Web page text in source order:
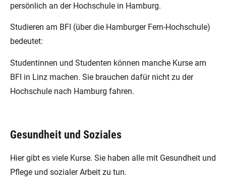
persönlich an der Hochschule in Hamburg.
Studieren am BFI (über die Hamburger Fern-Hochschule)
bedeutet:
Studentinnen und Studenten können manche Kurse am
BFI in Linz machen. Sie brauchen dafür nicht zu der
Hochschule nach Hamburg fahren.
Gesundheit und Soziales
Hier gibt es viele Kurse. Sie haben alle mit Gesundheit und
Pflege und sozialer Arbeit zu tun.